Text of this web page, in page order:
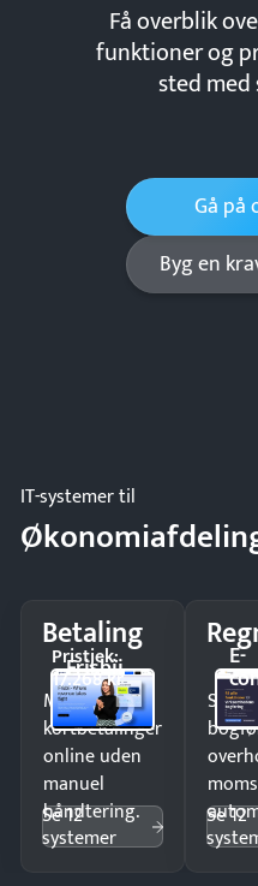
Få overblik
funktioner og
sted
Gå på
Byg en
IT-systemer til
Betaling
Frisbii
Pristjek:
17.268 kr
Modtag
kortbetalinger
online uden
manuel
håndtering.
Se 12
systemer
E-
Spar
moms
Se 12